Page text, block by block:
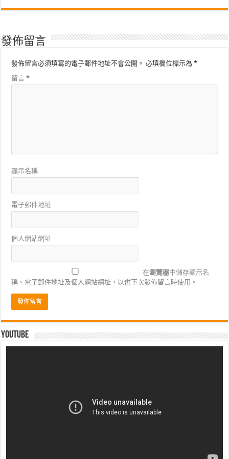
發佈留言
發佈留言必須填寫的電子郵件地址不會公開。 必填欄位標示為*
留言*
顯示名稱
電子郵件地址
個人網站網址
在瀏覽器中儲存顯示名
稱、電子郵件地址及個人網站網址，以供下次發佈留言時使用。
Youtube